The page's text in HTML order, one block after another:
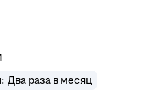
Два раза в месяц